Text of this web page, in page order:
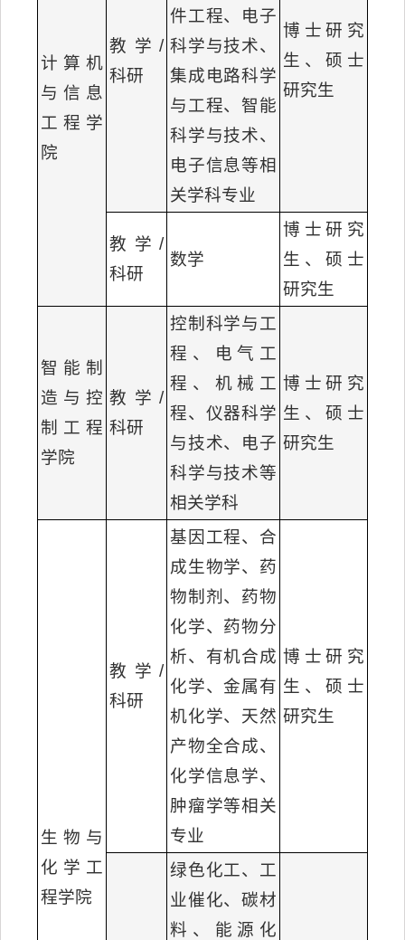
计算机
与信息
工程学
院
教学/
科研
件工程、电子
科学与技术、
集成电路科学
与工程、智能
科学与技术、
电子信息等相
关学科专业
博士研究
生、硕士
研究生
教学/
科研
数学
博士研究
生、硕士
研究生
智能制
造与控
制工程
学院
教学/
科研
控制科学与工
程、电气工
程、机械工
程、仪器科学
与技术、电子
科学与技术等
相关学科
博士研究
生、硕士
研究生
生物与
化学工
程学院
教学/
科研
基因工程、合
成生物学、药
物制剂、药物
化学、药物分
析、有机合成
化学、金属有
机化学、天然
产物全合成、
化学信息学、
肿瘤学等相关
专业
博士研究
生、硕士
研究生
绿色化工、工
业催化、碳材
料、能源化